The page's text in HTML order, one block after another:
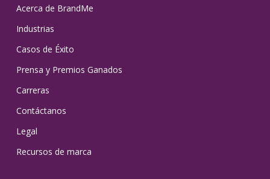
Acerca de BrandMe
Industrias
Casos de Éxito
Prensa y Premios Ganados
Carreras
Contáctanos
Legal
Recursos de marca